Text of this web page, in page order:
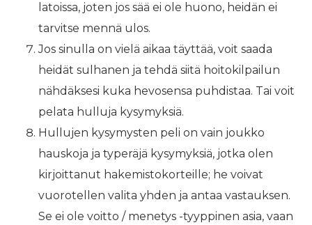
latoissa, joten jos sää ei ole huono, heidän ei
tarvitse mennä ulos.
Jos sinulla on vielä aikaa täyttää, voit saada
heidät sulhanen ja tehdä siitä hoitokilpailun
nähdäksesi kuka hevosensa puhdistaa. Tai voit
pelata hulluja kysymyksiä.
Hullujen kysymysten peli on vain joukko
hauskoja ja typeräjä kysymyksiä, jotka olen
kirjoittanut hakemistokorteille; he voivat
vuorotellen valita yhden ja antaa vastauksen.
Se ei ole voitto / menetys -tyyppinen asia, vaan